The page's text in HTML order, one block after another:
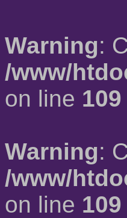
Warning:
/www/
on line 109
Warning:
/www/
on line 109